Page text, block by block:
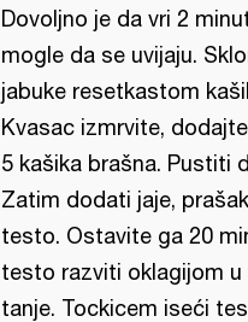
Dovoljno je da vri 2
mogle da se uvijaju.
jabuke resetkastom
Kvasac izmrvite,
5 kašika brašna. Pustiti
Zatim dodati jaje,
testo. Ostavite ga 20
testo razviti oklagijom
tanje. Tockicem iseći